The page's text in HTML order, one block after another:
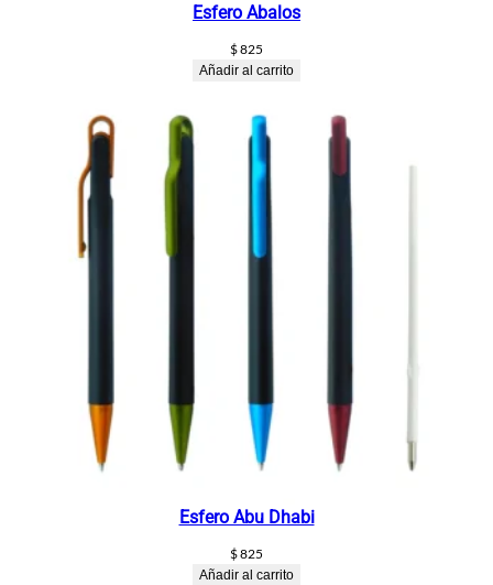
Esfero Abalos
$825
Añadir al carrito
Esfero Abu Dhabi
$825
Añadir al carrito